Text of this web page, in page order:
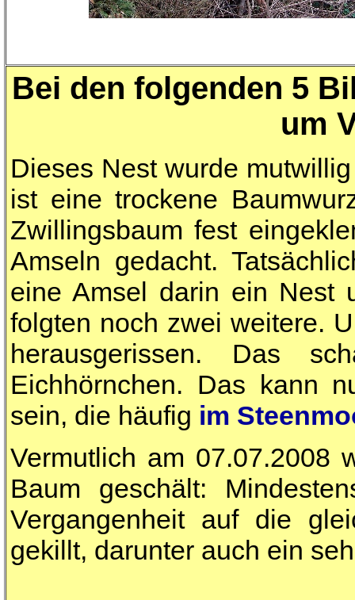
Bei den folgenden 5
um
Dieses Nest wurde
ist eine trockene
Zwillingsbaum fest
Amseln gedacht.
eine Amsel darin ein Nest
folgten noch zwei weitere.
herausgerissen. Das
Eichhörnchen. Das kann
sein, die häufig im
Vermutlich am 07.07.2008
Baum geschält:
Vergangenheit auf die
gekillt, darunter auch ein